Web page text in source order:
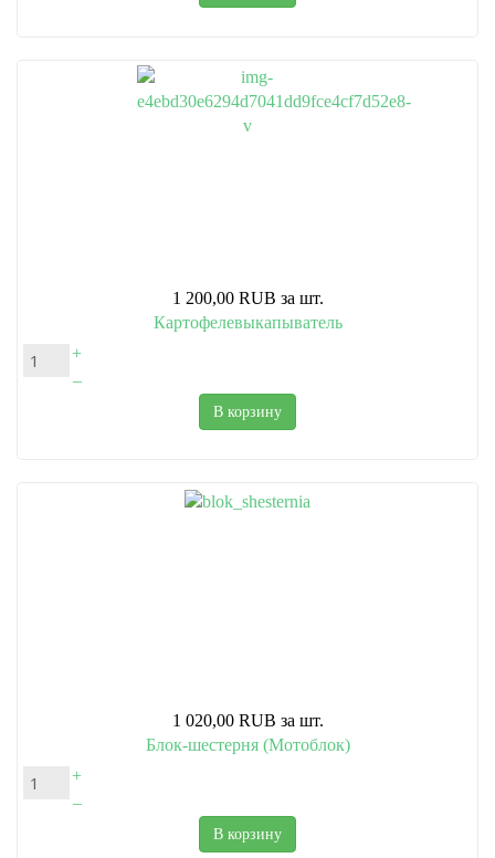
1 200,00 RUB за шт.
Картофелевыкапыватель
+
–
В корзину
1 020,00 RUB за шт.
Блок-шестерня (Мотоблок)
+
–
В корзину